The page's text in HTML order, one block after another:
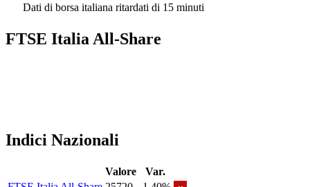
Dati di borsa italiana ritardati di 15 minuti
FTSE Italia All-Share
Indici Nazionali
Valore
Var.